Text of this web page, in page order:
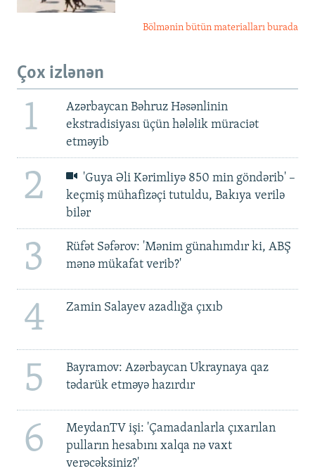
Bölmənin bütün materialları burada
Çox izlənən
1
Azərbaycan Bəhruz Həsənlinin
ekstradisiyası üçün hələlik müraciət
etməyib
2
'Guya Əli Kərimliyə 850 min göndərib' –
keçmiş mühafizəçi tutuldu, Bakıya verilə
bilər
3
Rüfət Səfərov: 'Mənim günahımdır ki, ABŞ
mənə mükafat verib?'
4 Zamin Salayev azadlığa çıxıb
5
Bayramov: Azərbaycan Ukraynaya qaz
tədarük etməyə hazırdır
6
MeydanTV işi: 'Çamadanlarla çıxarılan
pulların hesabını xalqa nə vaxt
verəcəksiniz?'